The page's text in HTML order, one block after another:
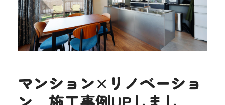
マンション×リノベーショ